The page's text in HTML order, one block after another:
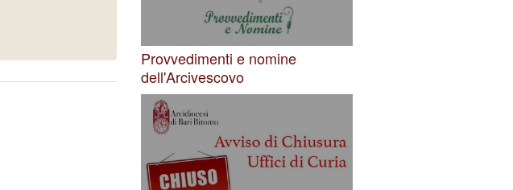
Provvedimenti e nomine
dell'Arcivescovo